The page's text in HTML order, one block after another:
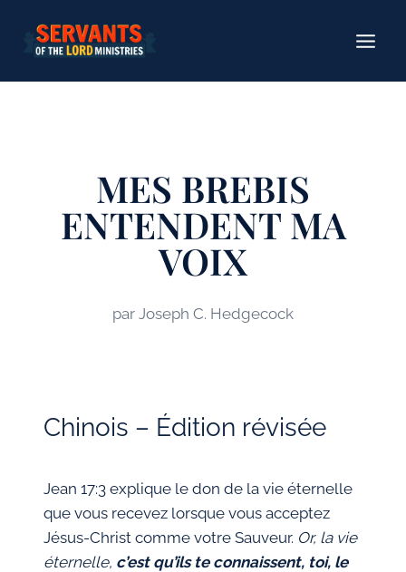
contenu
MES BREBIS
ENTENDENT MA
VOIX
par Joseph C. Hedgecock
Chinois – Édition révisée
Jean 17:3 explique le don de la vie éternelle
que vous recevez lorsque vous acceptez
Jésus-Christ comme votre Sauveur. Or, la vie
éternelle, c’est qu’ils te connaissent, toi, le